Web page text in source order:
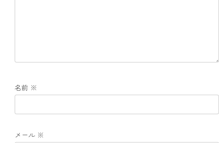
名前 ※
メール ※